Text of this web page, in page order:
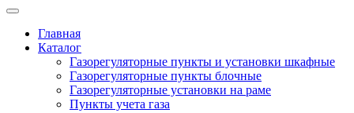
Главная
Каталог
Газорегуляторные пункты и установки шкафные
Газорегуляторные пункты блочные
Газорегуляторные установки на раме
Пункты учета газа